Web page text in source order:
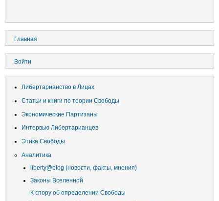
Основная
навигация
Главная
Меню
учётной
пользователя
Войти
Либертарианство в Лицах
Статьи и книги по теории Свободы
Экономические Партизаны
Интервью Либертарианцев
Этика Свободы
Аналитика
liberty@blog (новости, факты, мнения)
Законы Вселенной
К спору об определении Свободы